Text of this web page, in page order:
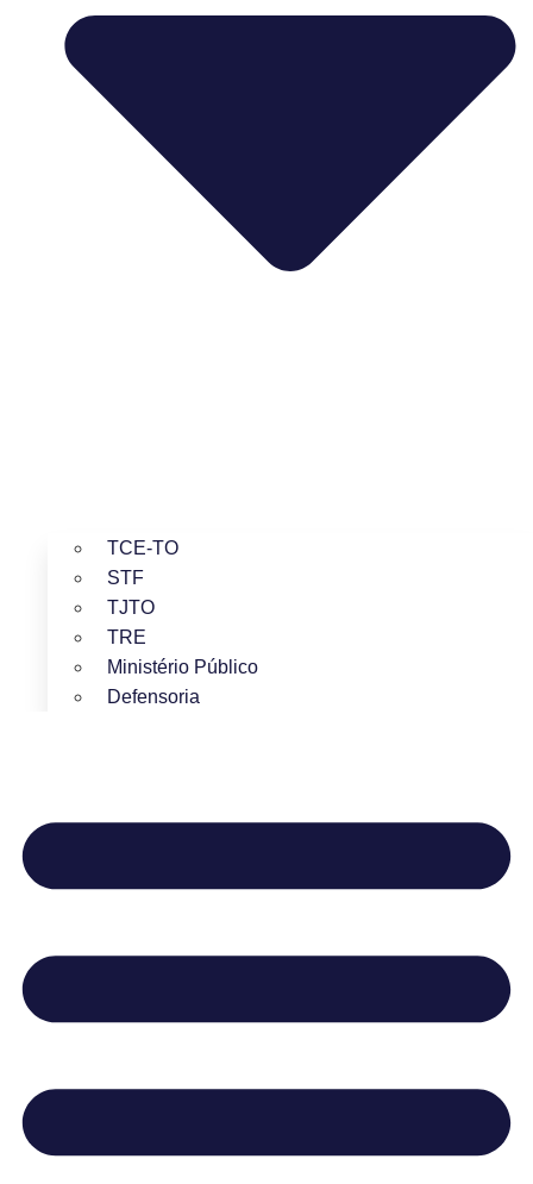
TCE-TO
STF
TJTO
TRE
Ministério Público
Defensoria